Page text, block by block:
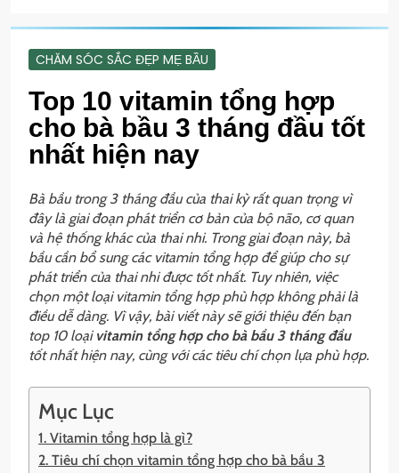
CHĂM SÓC SẮC ĐẸP MẸ BẦU
Top 10 vitamin tổng hợp
cho bà bầu 3 tháng đầu tốt
nhất hiện nay
Bà bầu trong 3 tháng đầu của thai kỳ rất quan trọng vì
đây là giai đoạn phát triển cơ bản của bộ não, cơ quan
và hệ thống khác của thai nhi. Trong giai đoạn này, bà
bầu cần bổ sung các vitamin tổng hợp để giúp cho sự
phát triển của thai nhi được tốt nhất. Tuy nhiên, việc
chọn một loại vitamin tổng hợp phù hợp không phải là
điều dễ dàng. Vì vậy, bài viết này sẽ giới thiệu đến bạn
top 10 loại vitamin tổng hợp cho bà bầu 3 tháng đầu
tốt nhất hiện nay, cùng với các tiêu chí chọn lựa phù hợp.
Mục Lục
1. Vitamin tổng hợp là gì?
2. Tiêu chí chọn vitamin tổng hợp cho bà bầu 3